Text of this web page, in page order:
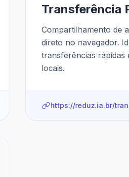
Transferência
Compartilhamento de
direto no navegador.
transferências rápidas
locais.
https://reduz.ia.br/